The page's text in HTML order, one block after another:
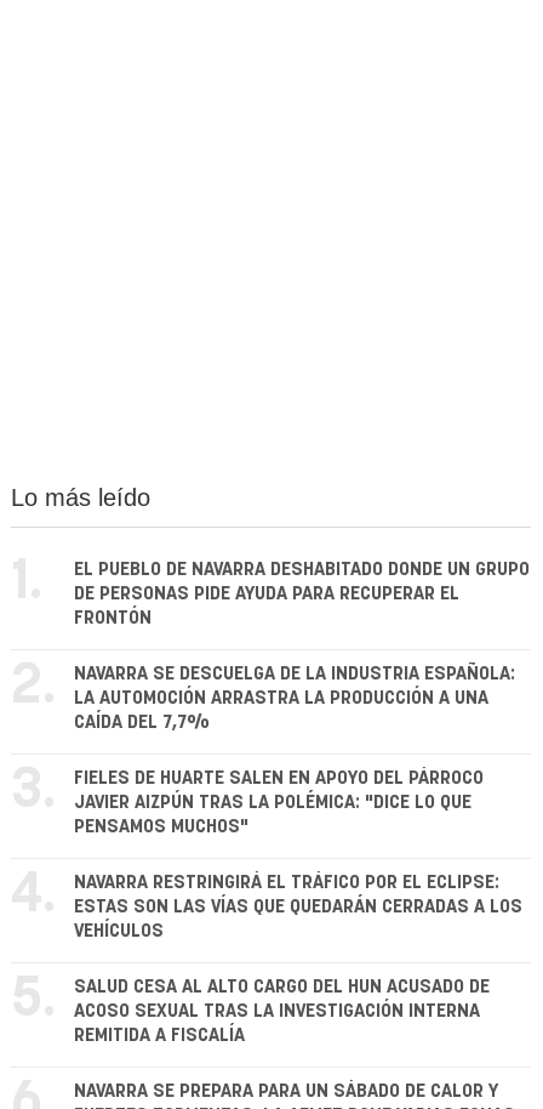
Lo más leído
1.
EL PUEBLO DE NAVARRA DESHABITADO DONDE UN GRUPO
DE PERSONAS PIDE AYUDA PARA RECUPERAR EL
FRONTÓN
2.
NAVARRA SE DESCUELGA DE LA INDUSTRIA ESPAÑOLA:
LA AUTOMOCIÓN ARRASTRA LA PRODUCCIÓN A UNA
CAÍDA DEL 7,7%
3.
FIELES DE HUARTE SALEN EN APOYO DEL PÁRROCO
JAVIER AIZPÚN TRAS LA POLÉMICA: "DICE LO QUE
PENSAMOS MUCHOS"
4.
NAVARRA RESTRINGIRÁ EL TRÁFICO POR EL ECLIPSE:
ESTAS SON LAS VÍAS QUE QUEDARÁN CERRADAS A LOS
VEHÍCULOS
5.
SALUD CESA AL ALTO CARGO DEL HUN ACUSADO DE
ACOSO SEXUAL TRAS LA INVESTIGACIÓN INTERNA
REMITIDA A FISCALÍA
NAVARRA SE PREPARA PARA UN SÁBADO DE CALOR Y